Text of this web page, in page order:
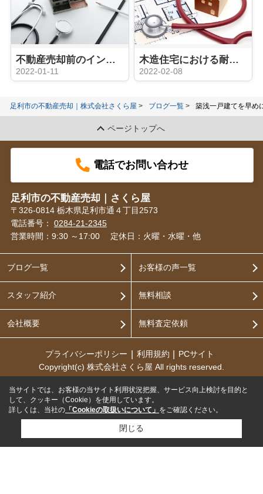
不動産売却前のインスペクションは必要？目的とかかる費用も合わせて解説
2022-01-11
木造住宅における耐震診断とは？目的や費用についてご紹介！
2022-02-08
足利市の不動産売却｜株式会社さくら屋 ブログ一覧 築浅一戸建てを早め
ページトップへ
電話でお問い合わせ
足利市の不動産売却｜さくら屋
〒326-0814 栃木県足利市通４丁目2573
電話番号： 0284-21-2345
営業時間：9:30 ～17:00
定休日：火曜・水曜・他
ブログ一覧
スタッフ紹介
会社概要
お客様の声一覧
無料相談
無料査定依頼
プライバシーポリシー 利用規約
PCサイト
Copyright(c) 株式会社さくら屋 All rights reserved.
当サイトでは、お客様の当サイト利用状況把握、サービス向上検討を目的と
して、クッキー（Cookie）を使用しています。
詳しくは、当社の 「Cookieの取扱いについて」 をご確認ください。
閉じる